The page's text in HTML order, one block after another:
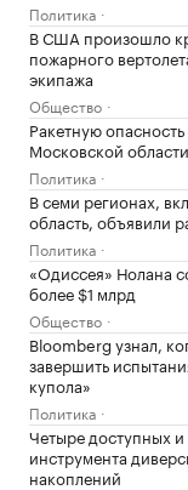
Политика
В США произошло
пожарного
экипажа
Общество
Ракетную
Московской области
Политика
В семи регионах,
область, объявили
Политика
«Одиссея» Нолана
более $1 млрд
Общество
Bloomberg узнал,
завершить
купола»
Политика
Четыре доступных
инструмента
накоплений